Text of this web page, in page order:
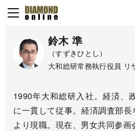
鈴木 準
（すずきひとし）
大和総研常務執行役員 リ
1990年大和総研入社。経済、
に一貫して従事。経済調査部
より現職。現在、男女共同参